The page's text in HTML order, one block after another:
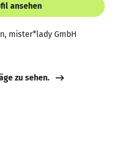
ansehen
mister*lady GmbH
zu sehen.